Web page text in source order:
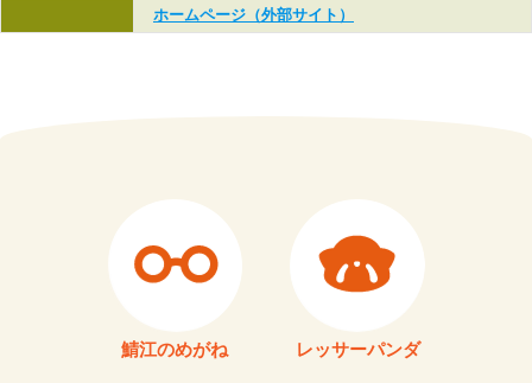
ホームページ（外部サイト）
鯖江のめがね レッサーパンダ